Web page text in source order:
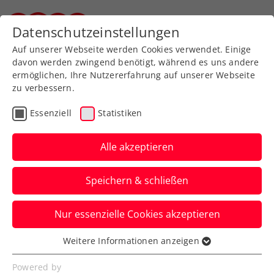
Zurück zur Newsübersicht
Turniere
Stolze Leistungen
unserer jungen Talente
ÖTV Einladungsturnier U11
Verfasst von: STTV Büro, 21.01.2025
Datenschutzeinstellungen
Auf unserer Webseite werden Cookies verwendet. Einige
davon werden zwingend benötigt, während es uns andere
ermöglichen, Ihre Nutzererfahrung auf unserer Webseite
zu verbessern.
Essenziell Statistiken
Alle akzeptieren
Speichern & schließen
Nur essenzielle Cookies akzeptieren
Essenziell
Essenzielle Cookies werden für grundlegende
Weitere Informationen anzeigen
Powered by